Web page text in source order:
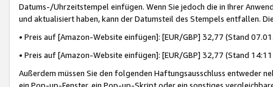
Datums-/Uhrzeitstempel einfügen. Wenn Sie jedoch die in Ihrer
und aktualisiert haben, kann der Datumsteil des Stempels entfallen.
• Preis auf [Amazon-Website einfügen]: [EUR/GBP] 32,77 (Stand
• Preis auf [Amazon-Website einfügen]: [EUR/GBP] 32,77 (Stand
Außerdem müssen Sie den folgenden Haftungsausschluss entweder
ein Pop-up-Fenster, ein Pop-up-Skript oder ein sonstiges